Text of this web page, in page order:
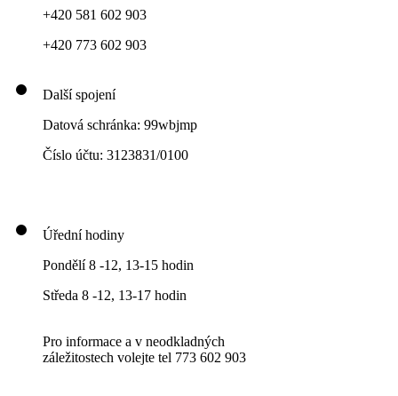
+420 581 602 903
+420 773 602 903
Další spojení
Datová schránka: 99wbjmp
Číslo účtu: 3123831/0100
Úřední hodiny
Pondělí 8 -12, 13-15 hodin
Středa 8 -12, 13-17 hodin
Pro informace a v neodkladných
záležitostech volejte tel 773 602 903